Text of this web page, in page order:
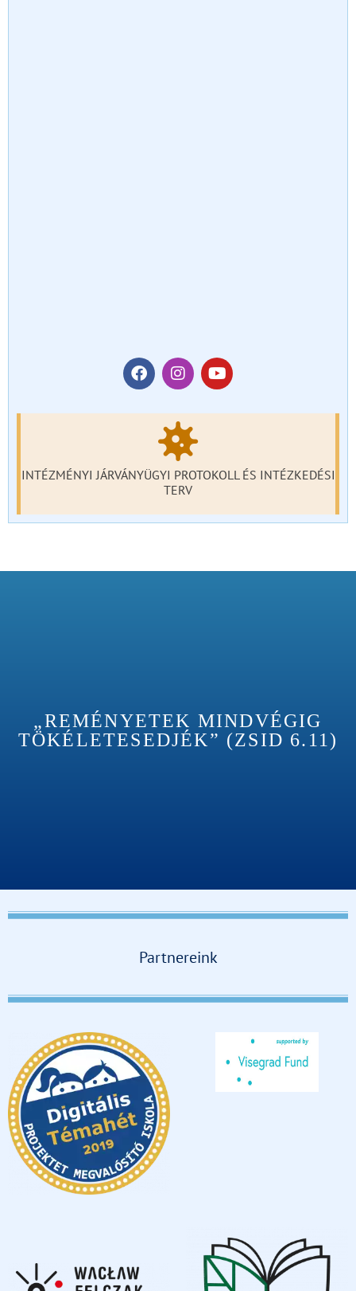
INTÉZMÉNYI JÁRVÁNYÜGYI PROTOKOLL ÉS INTÉZKEDÉSI
TERV
„REMÉNYETEK MINDVÉGIG
TÖKÉLETESEDJÉK” (ZSID 6.11)
Partnereink